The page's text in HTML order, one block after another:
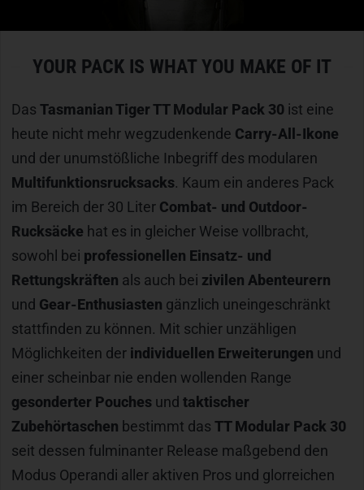
YOUR PACK IS WHAT YOU MAKE OF IT
Das Tasmanian Tiger TT Modular Pack 30 ist eine
heute nicht mehr wegzudenkende Carry-All-Ikone
und der unumstößliche Inbegriff des modularen
Multifunktionsrucksacks. Kaum ein anderes Pack
im Bereich der 30 Liter Combat- und Outdoor-
Rucksäcke hat es in gleicher Weise vollbracht,
sowohl bei professionellen Einsatz- und
Rettungskräften als auch bei zivilen Abenteurern
und Gear-Enthusiasten gänzlich uneingeschränkt
stattfinden zu können. Mit schier unzähligen
Möglichkeiten der individuellen Erweiterungen und
einer scheinbar nie enden wollenden Range
gesonderter Pouches und taktischer
Zubehörtaschen bestimmt das TT Modular Pack 30
seit dessen fulminanter Release maßgebend den
Modus Operandi aller aktiven Pros und glorreichen